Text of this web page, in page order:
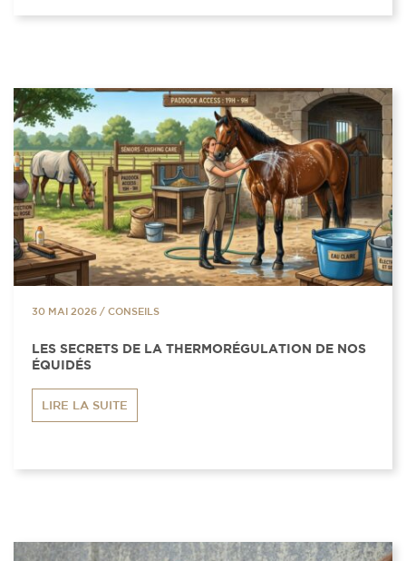
30 MAI 2026 / CONSEILS
LES SECRETS DE LA THERMORÉGULATION DE NOS
ÉQUIDÉS
LIRE LA SUITE